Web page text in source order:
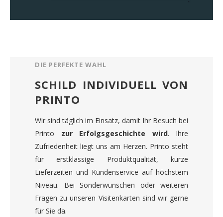
DIE PERFEKTE WAHL
SCHILD INDIVIDUELL VON
PRINTO
Wir sind täglich im Einsatz, damit Ihr Besuch bei
Printo zur Erfolgsgeschichte wird. Ihre
Zufriedenheit liegt uns am Herzen. Printo steht
für erstklassige Produktqualität, kurze
Lieferzeiten und Kundenservice auf höchstem
Niveau. Bei Sonderwünschen oder weiteren
Fragen zu unseren Visitenkarten sind wir gerne
für Sie da.